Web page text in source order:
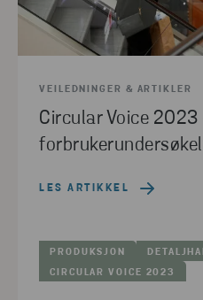
VEILEDNINGER & ARTIKLER
Circular Voice 2023
LES ARTIKKEL
PRODUKSJON
CIRCULAR VOICE 2023